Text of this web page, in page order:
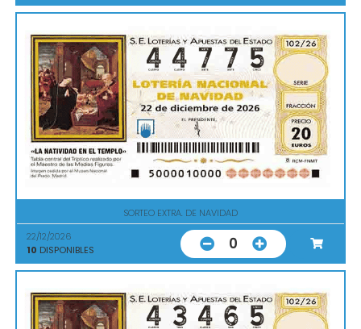
SORTEO EXTRA. DE NAVIDAD
22/12/2026
10 DISPONIBLES 0